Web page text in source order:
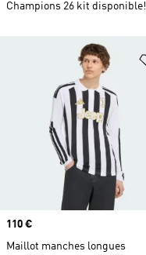
Prix
110 €
Maillot manches longues
Champions 26 kit disponible!